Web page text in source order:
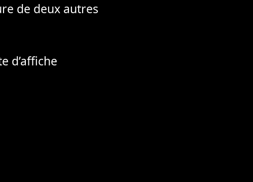
de deux autres
d’affiche